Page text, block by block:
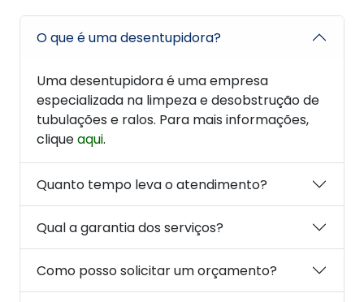
O que é uma desentupidora?
Uma desentupidora é uma empresa
especializada na limpeza e desobstrução de
tubulações e ralos. Para mais informações,
cliqueaqui.
Quanto tempo leva o atendimento?
Qual a garantia dos serviços?
Como posso solicitar um orçamento?